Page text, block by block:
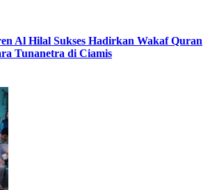
Al Hilal Sukses Hadirkan Wakaf Quran
Tunanetra di Ciamis